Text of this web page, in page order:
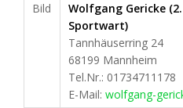
Bild
Wolfgang Gericke
Sportwart)
Tannhäuserring 24
68199 Mannheim
Tel.Nr.: 01734711178
E-Mail: wolfgang-